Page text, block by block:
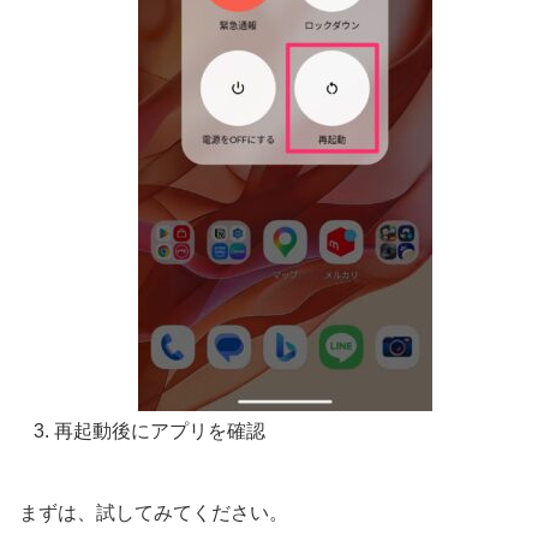
再起動後にアプリを確認
まずは、試してみてください。